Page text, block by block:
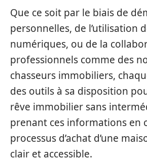
Que ce soit par le biais de
personnelles, de l’utilisation
numériques, ou de la
professionnels comme des
chasseurs immobiliers,
des outils à sa disposition
rêve immobilier sans
prenant ces informations en
processus d’achat d’une
clair et accessible.